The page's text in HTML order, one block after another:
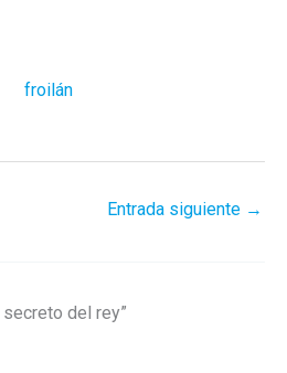
Entrada siguiente →
secreto del rey”